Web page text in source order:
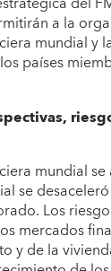
a la
mundial y
países
mundial
se
Los
mercados
y de la